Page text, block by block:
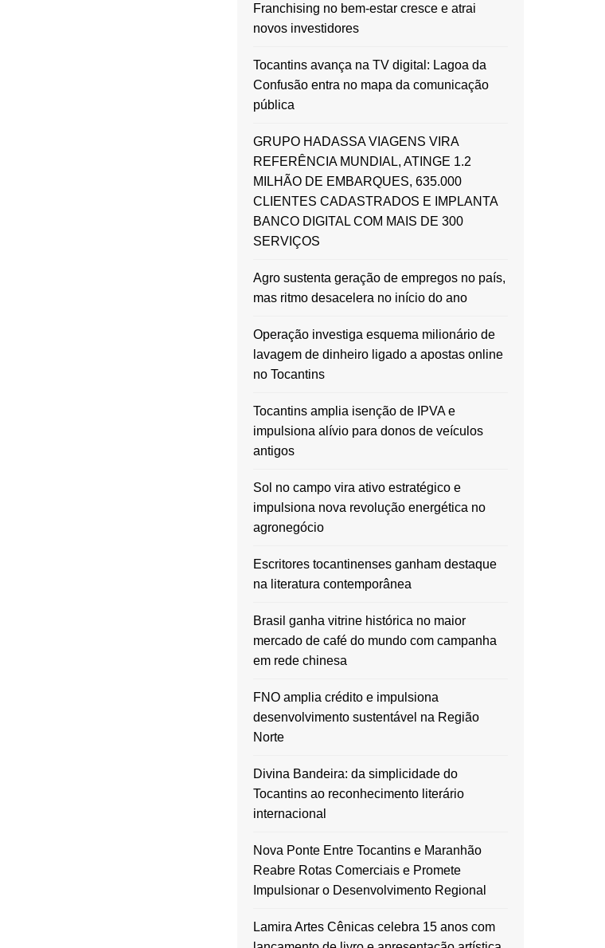
Franchising no bem-estar cresce e atrai
novos investidores
Tocantins avança na TV digital: Lagoa da
Confusão entra no mapa da comunicação
pública
GRUPO HADASSA VIAGENS VIRA
REFERÊNCIA MUNDIAL, ATINGE 1.2
MILHÃO DE EMBARQUES, 635.000
CLIENTES CADASTRADOS E IMPLANTA
BANCO DIGITAL COM MAIS DE 300
SERVIÇOS
Agro sustenta geração de empregos no país,
mas ritmo desacelera no início do ano
Operação investiga esquema milionário de
lavagem de dinheiro ligado a apostas online
no Tocantins
Tocantins amplia isenção de IPVA e
impulsiona alívio para donos de veículos
antigos
Sol no campo vira ativo estratégico e
impulsiona nova revolução energética no
agronegócio
Escritores tocantinenses ganham destaque
na literatura contemporânea
Brasil ganha vitrine histórica no maior
mercado de café do mundo com campanha
em rede chinesa
FNO amplia crédito e impulsiona
desenvolvimento sustentável na Região
Norte
Divina Bandeira: da simplicidade do
Tocantins ao reconhecimento literário
internacional
Nova Ponte Entre Tocantins e Maranhão
Reabre Rotas Comerciais e Promete
Impulsionar o Desenvolvimento Regional
Lamira Artes Cênicas celebra 15 anos com